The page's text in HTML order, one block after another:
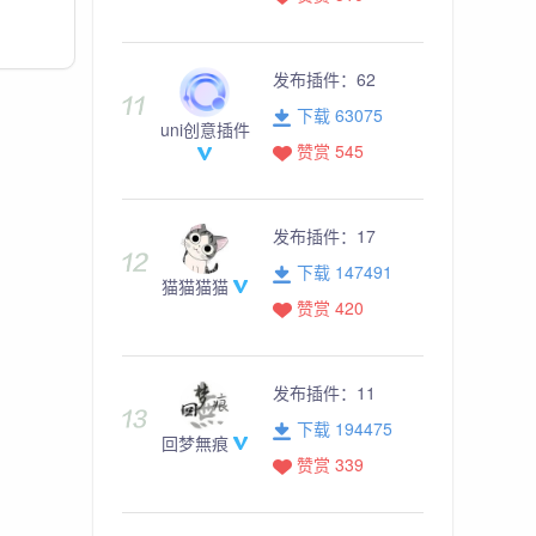
uni创意插件
发布插件： 62
下载 63075
赞赏 545
猫猫猫猫
发布插件： 17
下载 147491
赞赏 420
回梦無痕
发布插件： 11
下载 194475
赞赏 339